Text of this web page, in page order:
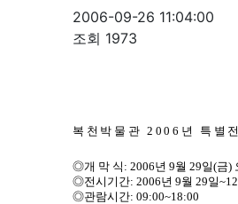
2006-09-26 11:04:00
조회 1973
복천박물관 2006년 특별
◎개 막 식: 2006년 9월 29일(금)
◎전시기간: 2006년 9월 29일
◎관람시간: 09:00~18:00